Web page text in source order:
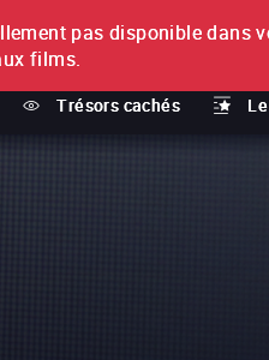
Trésors cachés
pas disponible dans
films.